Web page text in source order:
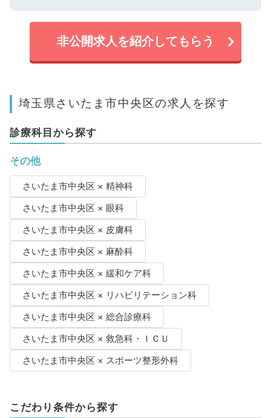
非公開求人を紹介してもらう
埼玉県さいたま市中央区の求人を探す
診療科目から探す
その他
さいたま市中央区 × 精神科
さいたま市中央区 × 眼科
さいたま市中央区 × 皮膚科
さいたま市中央区 × 麻酔科
さいたま市中央区 × 緩和ケア科
さいたま市中央区 × リハビリテーション科
さいたま市中央区 × 総合診療科
さいたま市中央区 × 救急科・ＩＣＵ
さいたま市中央区 × スポーツ整形外科
こだわり条件から探す